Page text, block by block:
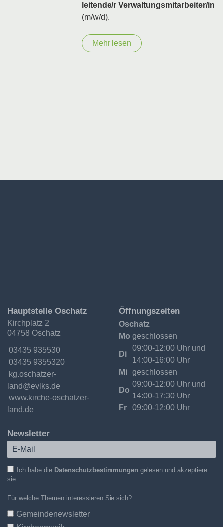
leitende/r Verwaltungsmitarbeiter/in
(m/w/d).
Mehr lesen
Ev.-
Luth.
Kirchgemeinde
Oschatzer
Hauptstelle Oschatz
Kirchplatz 2
04758 Oschatz
Telefon:
03435 935530
Fax:
03435 9355320
Email:
kg.oschatzer-
land@evlks.de
Internet:
www.kirche-oschatzer-
land.de
Öffnungszeiten
Oschatz
Mo geschlossen
Di
09:00-12:00 Uhr und
14:00-16:00 Uhr
Mi geschlossen
Do
09:00-12:00 Uhr und
14:00-17:30 Uhr
Fr
09:00-12:00 Uhr
Newsletter
Ich habe die Datenschutzbestimmungen gelesen und akzeptiere
sie.
Für welche Themen interessieren Sie sich?
Gemeindenewsletter